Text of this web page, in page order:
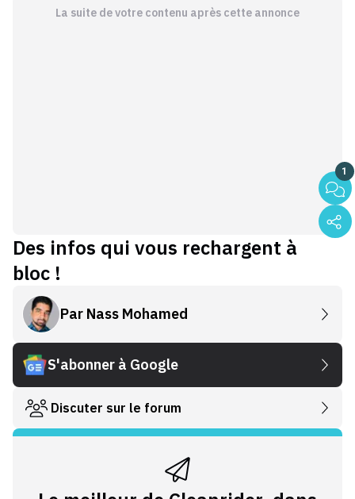
La suite de votre contenu après cette annonce
1
Des infos qui vous rechargent à
bloc !
Par Nass Mohamed
S'abonner à Google
Discuter sur le forum